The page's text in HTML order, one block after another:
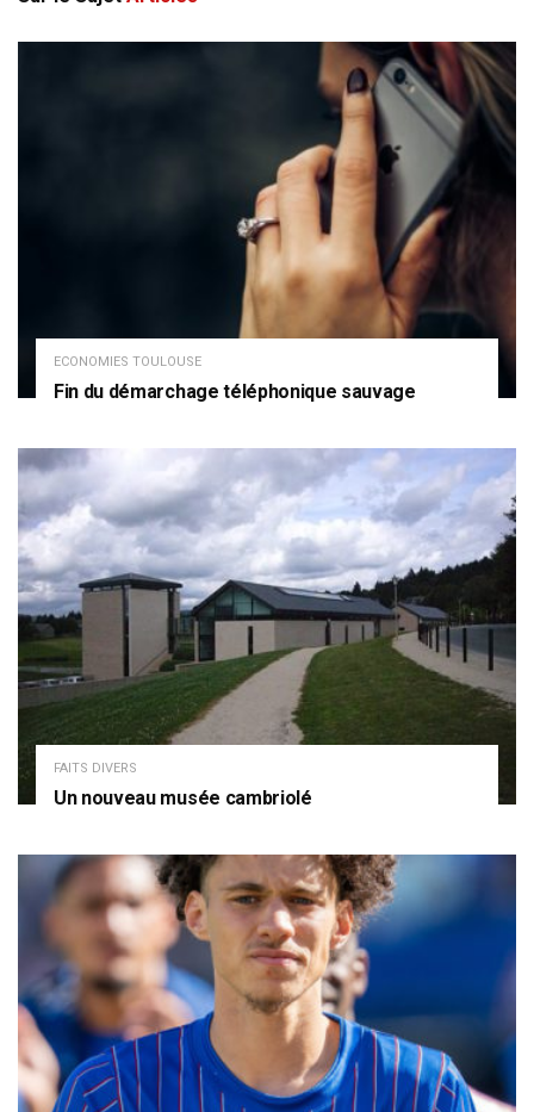
ECONOMIES TOULOUSE
Fin du démarchage téléphonique sauvage
FAITS DIVERS
Un nouveau musée cambriolé